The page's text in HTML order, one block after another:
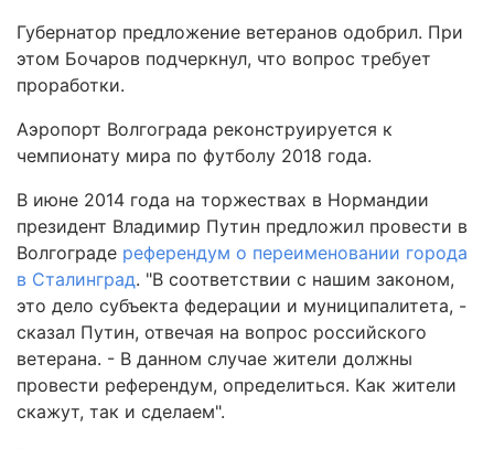
Губернатор предложение ветеранов одобрил. При
этом Бочаров подчеркнул, что вопрос требует
проработки.
Аэропорт Волгограда реконструируется к
чемпионату мира по футболу 2018 года.
В июне 2014 года на торжествах в Нормандии
президент Владимир Путин предложил провести в
Волгограде референдум о переименовании города
в Сталинград. "В соответствии с нашим законом,
это дело субъекта федерации и муниципалитета, -
сказал Путин, отвечая на вопрос российского
ветерана. - В данном случае жители должны
провести референдум, определиться. Как жители
скажут, так и сделаем".